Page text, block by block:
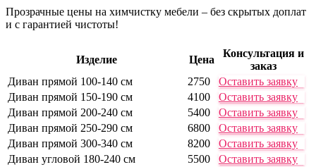
Прозрачные цены на химчистку мебели – без скрытых доплат
и с гарантией чистоты!
Изделие Цена
Консультация и
заказ
Диван прямой 100-140 см
2750
Оставить заявку
Диван прямой 150-190 см
4100
Оставить заявку
Диван прямой 200-240 см
5400
Оставить заявку
Диван прямой 250-290 см
6800
Оставить заявку
Диван прямой 300-340 см
8200
Оставить заявку
Диван угловой 180-240 см
5500
Оставить заявку